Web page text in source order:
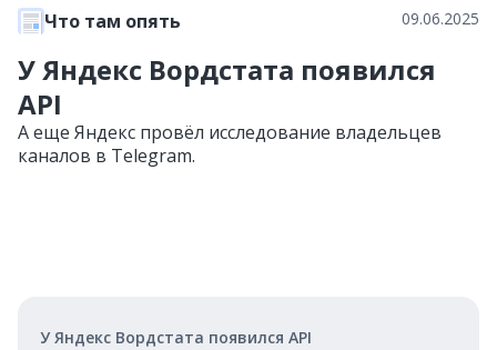
Что там опять 09.06.2025
У Яндекс Вордстата появился
API
А еще Яндекс провёл исследование владельцев
каналов в Telegram.
У Яндекс Вордстата появился API